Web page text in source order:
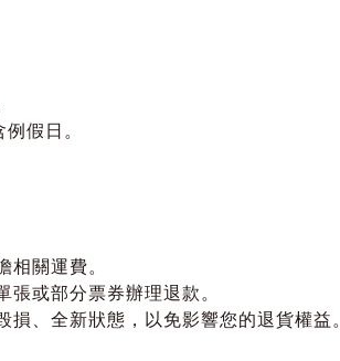
假日。
關運費。
或部分票券辦理退款。
、全新狀態，以免影響您的退貨權益。